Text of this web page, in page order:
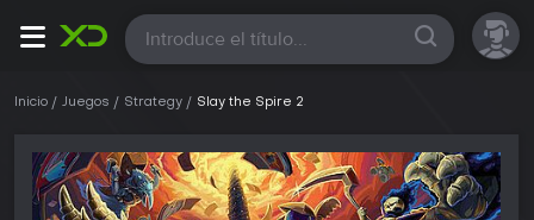
Todas
Inicio Juegos Strategy Slay the Spire 2